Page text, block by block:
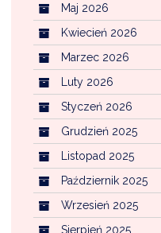
Maj 2026
Kwiecień 2026
Marzec 2026
Luty 2026
Styczeń 2026
Grudzień 2025
Listopad 2025
Październik 2025
Wrzesień 2025
Sierpień 2025